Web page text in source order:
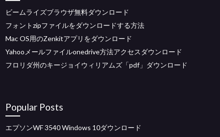
ビームライズブラウザ無料ダウンロード
フォントzipファイルをダウンロードする方法
Mac OS用のZenkitアプリをダウンロード
Yahooメールファイルonedrive方法アクセスダウンロード
フロリダ州のキージョイウィリアムズ「pdf」ダウンロード
Popular Posts
エプソンWF 3540 Windows 10ダウンロード